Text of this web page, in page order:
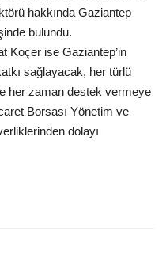
hakkında Gaziantep
bulundu.
Koçer ise Gaziantep’in
sağlayacak, her türlü
her zaman destek vermeye
Borsası Yönetim ve
dolayı